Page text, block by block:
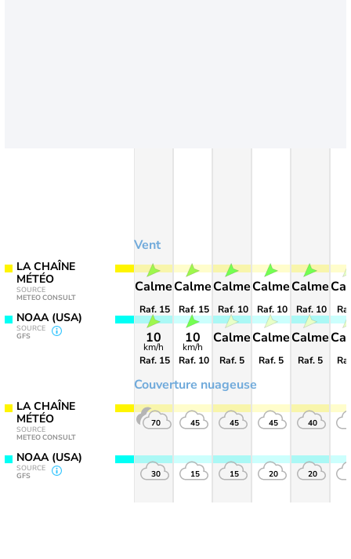
LA CHAÎNE
MÉTÉO
SOURCE
METEO CONSULT
NOAA (USA)
SOURCE
GFS
LA CHAÎNE
MÉTÉO
SOURCE
METEO CONSULT
NOAA (USA)
SOURCE
GFS
Vent
Couverture nuageuse
Calme
Raf. 15
10
km/h
Raf. 15
70
30
Calme
Raf. 15
10
km/h
Raf. 10
45
15
Calme
Raf. 10
Calme
Raf. 5
45
15
Calme
Raf. 10
Calme
Raf. 5
45
20
Calme
Raf. 10
Calme
Raf. 5
40
20